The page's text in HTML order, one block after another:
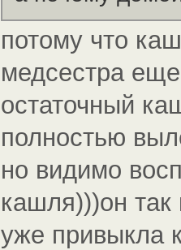
потому что
медсестра
остаточный
полностью
но видимо
кашля)))он так
уже привыкла